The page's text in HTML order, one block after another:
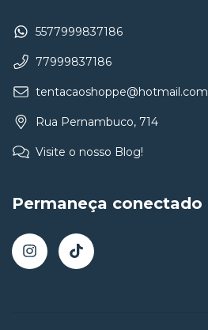
5577999837186
77999837186
tentacaoshoppe@hotmail.com
Rua Pernambuco, 714
Visite o nosso Blog!
Permaneça conectado